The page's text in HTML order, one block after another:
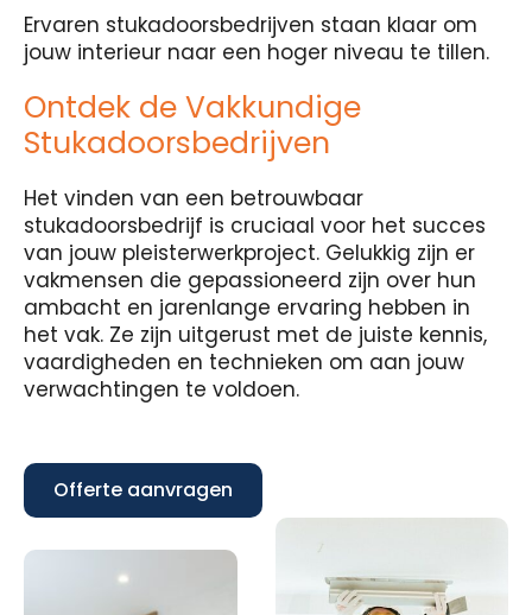
Ervaren stukadoorsbedrijven staan klaar om
jouw interieur naar een hoger niveau te tillen.
Ontdek de Vakkundige
Stukadoorsbedrijven
Het vinden van een betrouwbaar
stukadoorsbedrijf is cruciaal voor het succes
van jouw pleisterwerkproject. Gelukkig zijn er
vakmensen die gepassioneerd zijn over hun
ambacht en jarenlange ervaring hebben in
het vak. Ze zijn uitgerust met de juiste kennis,
vaardigheden en technieken om aan jouw
verwachtingen te voldoen.
Offerte aanvragen